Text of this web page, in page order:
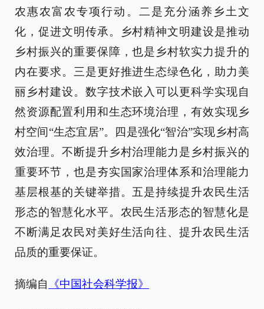
农惠农富农专项行动。二是充分涵养乡土文
化，促进文明传承。乡村精神文明建设是推动
乡村振兴的重要保障，也是乡村软实力提升的
内在要求。三是更好推进生态绿色化，助力美
丽乡村建设。数字技术嵌入可以更科学实现自
然资源配置利用和生态环境治理，有效实现乡
村空间“生态宜居”。四是强化“智治”实现乡村高
效治理。不断提升乡村治理能力是乡村振兴的
重要环节，也是夯实国家治理体系和治理能力
基层根基的关键举措。五是持续提升农民生活
形态的智慧化水平。农民生活形态的智慧化是
不断满足农民对美好生活向往、提升农民生活
品质的重要保证。
摘编自 《中国社会科学报》